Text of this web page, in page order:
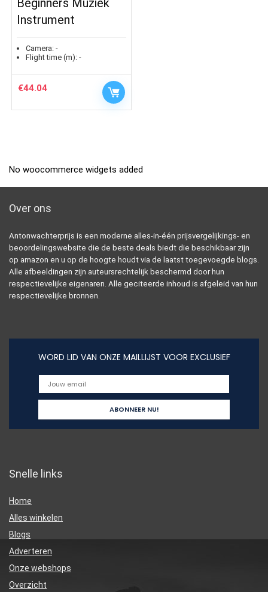
Beginners Muziek
Instrument
Camera: -
Flight time (m): -
€44.04
No woocommerce widgets added
Over ons
Antonwachterprijs is een moderne alles-in-één prijsvergelijkings- en
beoordelingswebsite die de beste deals biedt die beschikbaar zijn
op amazon en u op de hoogte houdt via de laatst toegevoegde blogs.
Alle afbeeldingen zijn auteursrechtelijk beschermd door hun
respectievelijke eigenaren. Alle geciteerde inhoud is afgeleid van hun
respectievelijke bronnen.
WORD LID VAN ONZE MAILLIJST VOOR EXCLUSIEF
Snelle links
Home
Alles winkelen
Blogs
Adverteren
Onze webshops
Overzicht